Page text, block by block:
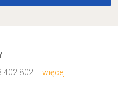
402 802 ... więcej